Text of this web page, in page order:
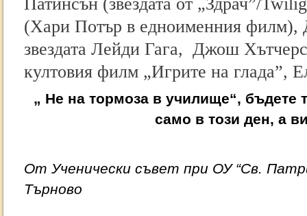
(Хари Потър в едноименния
звездата Лейди Гага, Джош
култовия филм „Игрите на глада”,
„ Не на тормоза в училище“, бъдете
само в този ден, а
От Ученически съвет при ОУ “Св.
Търново